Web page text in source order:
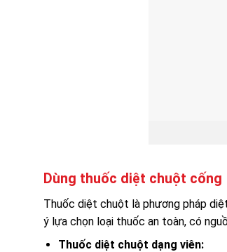
Dùng thuốc diệt chuột cống
Thuốc diệt chuột là phương pháp
ý lựa chọn loại thuốc an toàn, có
Thuốc diệt chuột dạng viên: